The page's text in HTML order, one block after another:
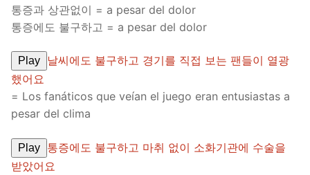
통증과 상관없이 = a pesar del dolor
통증에도 불구하고 = a pesar del dolor
Play
날씨에도 불구하고 경기를 직접 보는 팬들이 열광
했어요
= Los fanáticos que veían el juego eran entusiastas a
pesar del clima
Play
통증에도 불구하고 마취 없이 소화기관에 수술을
받았어요